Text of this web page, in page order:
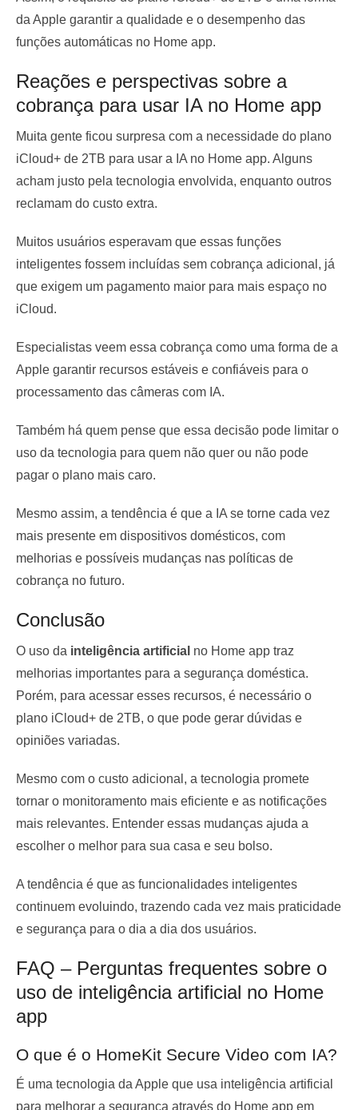
da Apple garantir a qualidade e o desempenho das
funções automáticas no Home app.
Reações e perspectivas sobre a
cobrança para usar IA no Home app
Muita gente ficou surpresa com a necessidade do plano
iCloud+ de 2TB para usar a IA no Home app. Alguns
acham justo pela tecnologia envolvida, enquanto outros
reclamam do custo extra.
Muitos usuários esperavam que essas funções
inteligentes fossem incluídas sem cobrança adicional, já
que exigem um pagamento maior para mais espaço no
iCloud.
Especialistas veem essa cobrança como uma forma de a
Apple garantir recursos estáveis e confiáveis para o
processamento das câmeras com IA.
Também há quem pense que essa decisão pode limitar o
uso da tecnologia para quem não quer ou não pode
pagar o plano mais caro.
Mesmo assim, a tendência é que a IA se torne cada vez
mais presente em dispositivos domésticos, com
melhorias e possíveis mudanças nas políticas de
cobrança no futuro.
Conclusão
O uso da inteligência artificial no Home app traz
melhorias importantes para a segurança doméstica.
Porém, para acessar esses recursos, é necessário o
plano iCloud+ de 2TB, o que pode gerar dúvidas e
opiniões variadas.
Mesmo com o custo adicional, a tecnologia promete
tornar o monitoramento mais eficiente e as notificações
mais relevantes. Entender essas mudanças ajuda a
escolher o melhor para sua casa e seu bolso.
A tendência é que as funcionalidades inteligentes
continuem evoluindo, trazendo cada vez mais praticidade
e segurança para o dia a dia dos usuários.
FAQ – Perguntas frequentes sobre o
uso de inteligência artificial no Home
app
O que é o HomeKit Secure Video com IA?
É uma tecnologia da Apple que usa inteligência artificial
para melhorar a segurança através do Home app em